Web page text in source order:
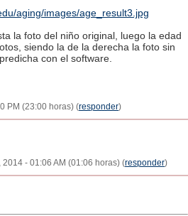
aging/images/age_result3.jpg
la foto del niño original, luego la edad
siendo la de la derecha la foto sin
con el software.
PM (23:00 horas) (responder)
2014 - 01:06 AM (01:06 horas) (responder)